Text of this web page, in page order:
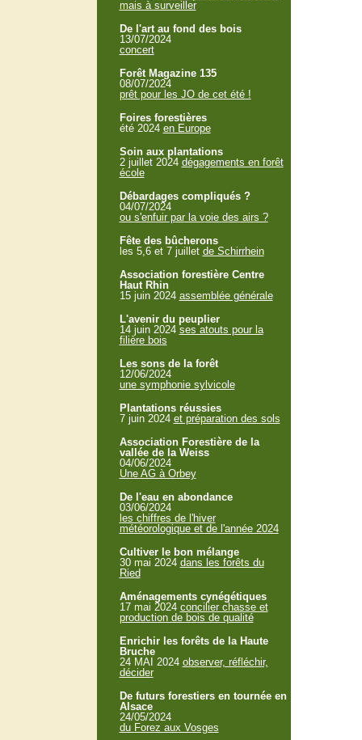
mais à surveiller
De l'art au fond des bois
13/07/2024
concert
Forêt Magazine 135
08/07/2024
prêt pour les JO de cet été !
Foires forestières
été 2024 en Europe
Soin aux plantations
2 juillet 2024 dégagements en forêt
école
Débardages compliqués ?
04/07/2024
ou s'enfuir par la voie des airs ?
Fête des bûcherons
les 5,6 et 7 juillet de Schirrhein
Association forestière Centre
Haut Rhin
15 juin 2024 assemblée générale
L'avenir du peuplier
14 juin 2024 ses atouts pour la
filière bois
Les sons de la forêt
12/06/2024
une symphonie sylvicole
Plantations réussies
7 juin 2024 et préparation des sols
Association Forestière de la
vallée de la Weiss
04/06/2024
Une AG à Orbey
De l'eau en abondance
03/06/2024
les chiffres de l'hiver
météorologique et de l'année 2024
Cultiver le bon mélange
30 mai 2024 dans les forêts du
Ried
Aménagements cynégétiques
17 mai 2024 concilier chasse et
production de bois de qualité
Enrichir les forêts de la Haute
Bruche
24 MAI 2024 observer, réfléchir,
décider
De futurs forestiers en tournée en
Alsace
24/05/2024
du Forez aux Vosges